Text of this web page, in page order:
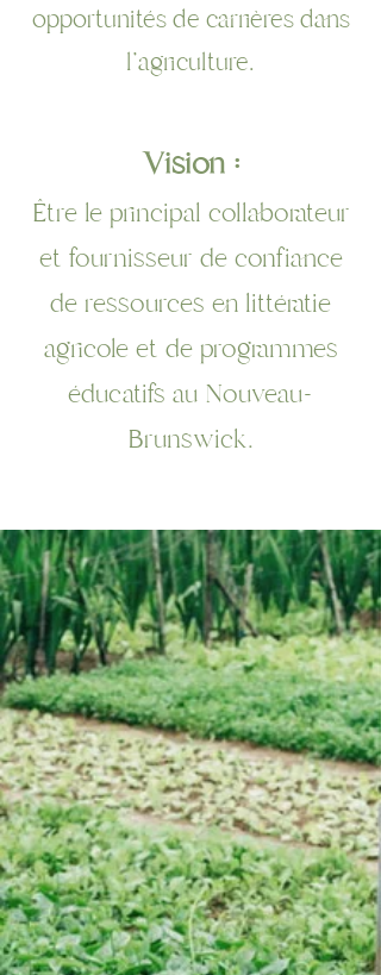
opportunités de carrières dans
l'agriculture.
Vision :
Être le principal collaborateur
et fournisseur de confiance
de ressources en littératie
agricole et de programmes
éducatifs au Nouveau-
Brunswick.